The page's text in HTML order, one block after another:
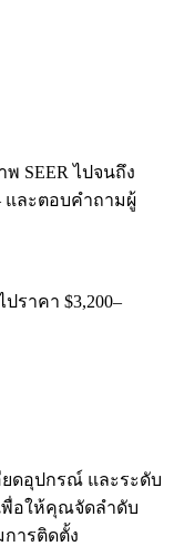
SEER ไปจนถึง
และตอบคำถามผู้
ราคา $3,200–
ดอุปกรณ์ และระดับ
พื่อให้คุณจัดลำดับ
ารติดตั้ง